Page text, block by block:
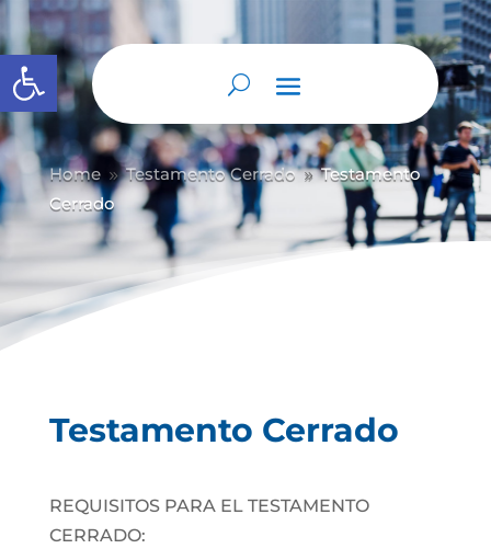
Abrir barra de herramientas
Home 9 Testamento Cerrado 9 Testamento
Cerrado
Testamento Cerrado
REQUISITOS PARA EL TESTAMENTO
CERRADO: